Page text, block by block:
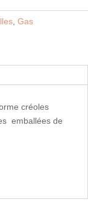
Gas
créoles
emballées de